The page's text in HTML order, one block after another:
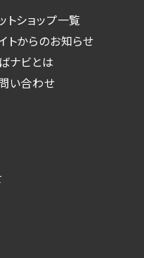
トショップ一覧
トからのお知らせ
ナビとは
い合わせ